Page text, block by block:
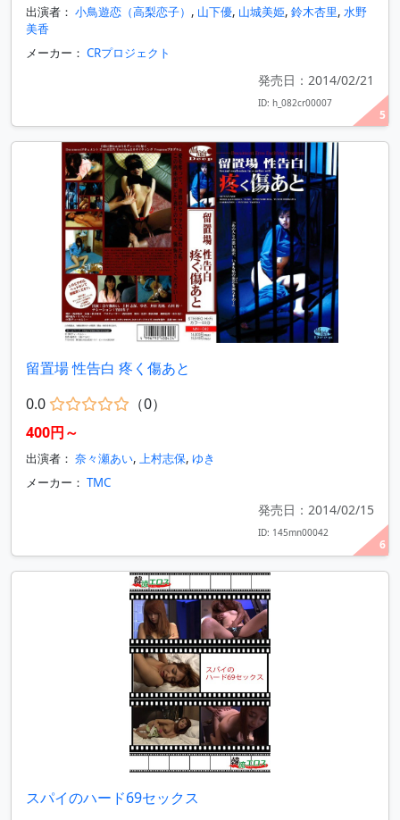
5
出演者： 小鳥遊恋（高梨恋子） , 山下優, 山城美姫, 鈴木杏里, 水野
美香
メーカー： CRプロジェクト
発売日：2014/02/21
ID: h_082cr00007
6
留置場 性告白 疼く傷あと
0.0
（0）
400円～
出演者： 奈々瀬あい, 上村志保, ゆき
メーカー： TMC
発売日：2014/02/15
ID: 145mn00042
スパイのハード69セックス